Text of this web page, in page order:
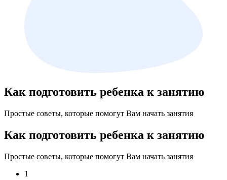
Как подготовить ребенка к занятию
Простые советы, которые помогут Вам начать занятия
Как подготовить ребенка к занятию
Простые советы, которые помогут Вам начать занятия
1